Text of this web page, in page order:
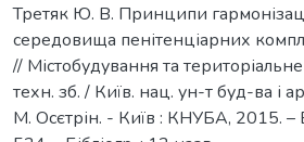
Третяк Ю. В. Принципи
середовища пенітенціарних
// Містобудування та
техн. зб. / Київ. нац. ун-т буд-ва і
М. Осєтрін. - Київ : КНУБА, 2015. –